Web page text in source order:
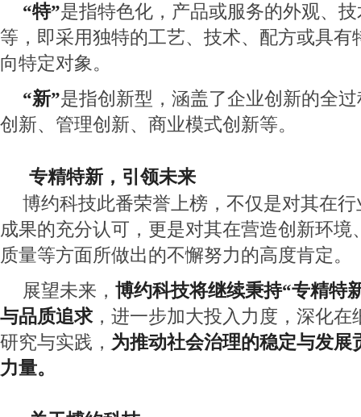
“特”是指特色化，产品或服务的外观、
等，即采用独特的工艺、技术、配方或具有
向特定对象。
“新”是指创新型，涵盖了企业创新的全
创新、管理创新、商业模式创新等。
专精特新，引领未来
博约科技此番荣誉上榜，不仅是对其在
成果的充分认可，更是对其在营造创新环境
质量等方面所做出的不懈努力的高度肯定。
展望未来， 博约科技将继续秉持“专精特
与品质追求，进一步加大投入力度，深化在
研究与实践， 为推动社会治理的稳定与发展
力量。